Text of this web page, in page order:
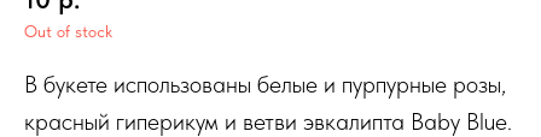
Out of stock
В букете использованы белые и пурпурные розы,
красный гиперикум и ветви эвкалипта Baby Blue.